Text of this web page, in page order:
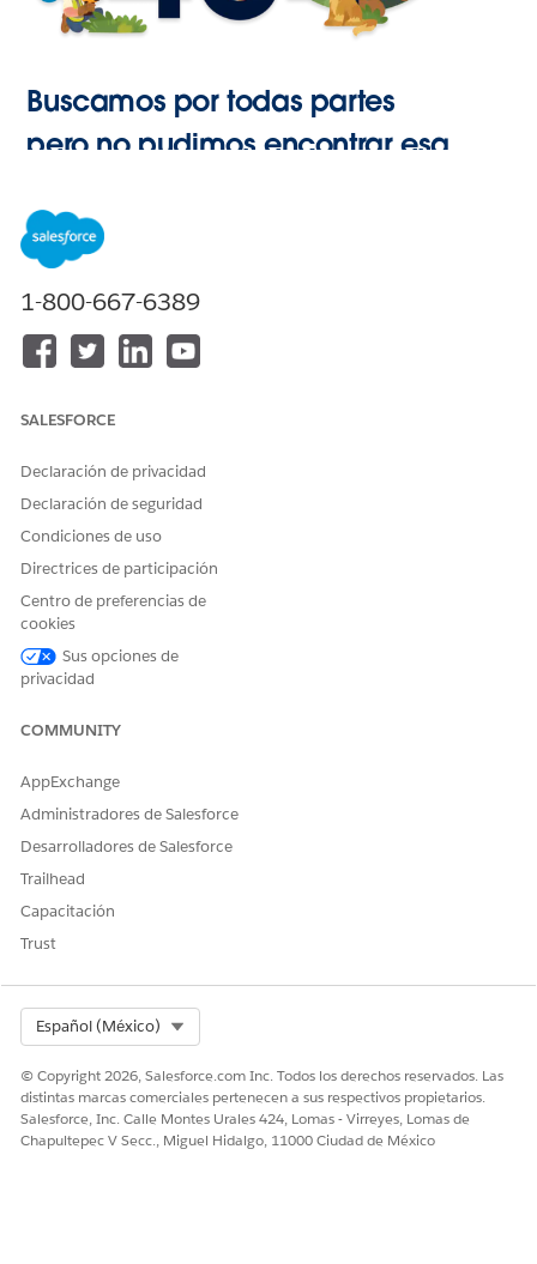
Buscamos por todas partes
pero no pudimos encontrar esa
1-800-667-6389
SALESFORCE
Declaración de privacidad
Declaración de seguridad
Condiciones de uso
Directrices de participación
Centro de preferencias de
cookies
Sus opciones de
privacidad
COMMUNITY
AppExchange
Administradores de Salesforce
Desarrolladores de Salesforce
Trailhead
Capacitación
Trust
Español (México)
© Copyright 2026, Salesforce.com Inc. Todos los derechos reservados. Las
distintas marcas comerciales pertenecen a sus respectivos propietarios.
Salesforce, Inc. Calle Montes Urales 424, Lomas - Virreyes, Lomas de
Chapultepec V Secc., Miguel Hidalgo, 11000 Ciudad de México